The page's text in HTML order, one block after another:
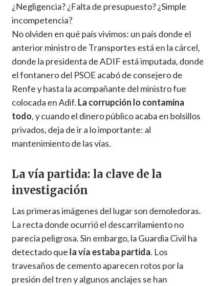
¿Negligencia? ¿Falta de presupuesto? ¿Simple
incompetencia?
No olviden en qué país vivimos: un país donde el
anterior ministro de Transportes está en la cárcel,
donde la presidenta de ADIF está imputada, donde
el fontanero del PSOE acabó de consejero de
Renfe y hasta la acompañante del ministro fue
colocada en Adif. La corrupción lo contamina
todo, y cuando el dinero público acaba en bolsillos
privados, deja de ir a lo importante: al
mantenimiento de las vías.
La vía partida: la clave de la
investigación
Las primeras imágenes del lugar son demoledoras.
La recta donde ocurrió el descarrilamiento no
parecía peligrosa. Sin embargo, la Guardia Civil ha
detectado que la vía estaba partida. Los
travesaños de cemento aparecen rotos por la
presión del tren y algunos anclajes se han